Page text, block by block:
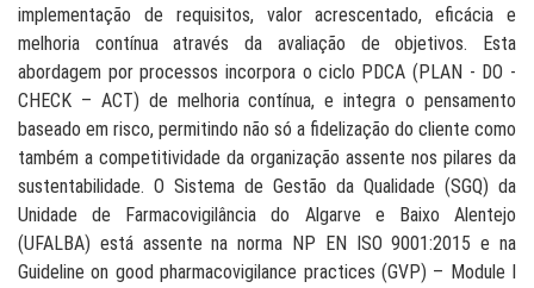
implementação de requisitos, valor acrescentado, eficácia e
melhoria contínua através da avaliação de objetivos. Esta
abordagem por processos incorpora o ciclo PDCA (PLAN - DO -
CHECK – ACT) de melhoria contínua, e integra o pensamento
baseado em risco, permitindo não só a fidelização do cliente como
também a competitividade da organização assente nos pilares da
sustentabilidade. O Sistema de Gestão da Qualidade (SGQ) da
Unidade de Farmacovigilância do Algarve e Baixo Alentejo
(UFALBA) está assente na norma NP EN ISO 9001:2015 e na
Guideline on good pharmacovigilance practices (GVP) – Module I